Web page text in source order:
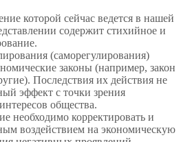
которой сейчас ведется в нашей
содержит стихийное и
(саморегулирования)
законы (например, закон
Последствия их действия не
эффект с точки зрения
общества.
необходимо корректировать и
воздействием на экономическую